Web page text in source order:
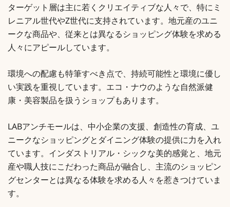
ターゲット層は主に若くクリエイティブな人々で、特にミ
レニアル世代やZ世代に支持されています。地元産のユニ
ークな商品や、従来とは異なるショッピング体験を求める
人々にアピールしています。
環境への配慮も特筆すべき点で、持続可能性と環境に優し
い実践を重視しています。エコ・ナウのような自然派健
康・美容製品を扱うショップもあります。
LABアンチモールは、中小企業の支援、創造性の育成、ユ
ニークなショッピングとダイニング体験の提供に力を入れ
ています。インダストリアル・シックな美的感覚と、地元
産や職人技にこだわった商品が融合し、主流のショッピン
グセンターとは異なる体験を求める人々を惹きつけていま
す。